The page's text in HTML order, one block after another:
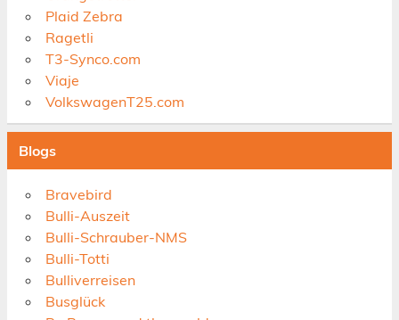
Plaid Zebra
Ragetli
T3-Synco.com
Viaje
VolkswagenT25.com
Blogs
Bravebird
Bulli-Auszeit
Bulli-Schrauber-NMS
Bulli-Totti
Bulliverreisen
Busglück